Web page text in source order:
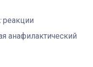
реакции
анафилактический